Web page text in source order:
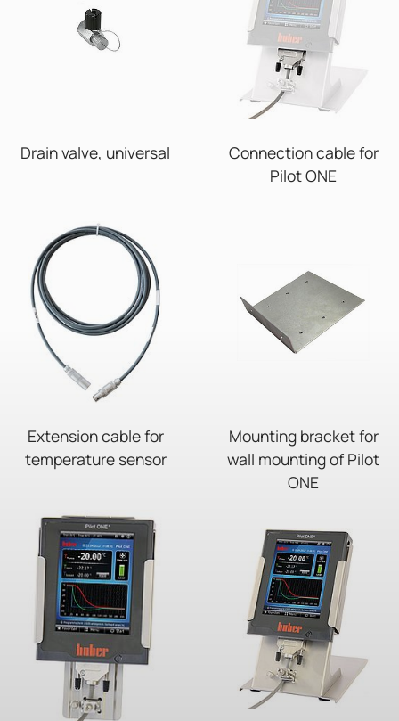
Drain valve, universal
Connection cable for
Pilot ONE
Extension cable for
temperature sensor
Mounting bracket for
wall mounting of Pilot
ONE